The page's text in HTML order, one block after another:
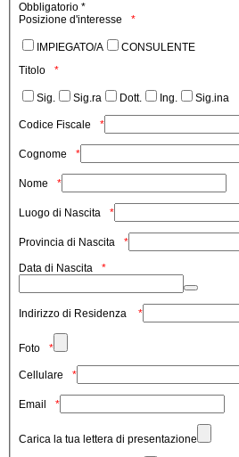
Obbligatorio *
Posizione d'interesse
IMPIEGATO/A
CONSULENTE
Titolo
Sig. Sig.ra Dott. Ing. Sig.ina
Codice Fiscale
Cognome
Nome
Luogo di Nascita
Provincia di Nascita
Data di Nascita
Indirizzo di Residenza
Foto
Cellulare
Email
Carica la tua lettera di presentazione